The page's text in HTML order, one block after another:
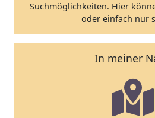
Suchmöglichkeiten. Hier
oder einfach nur
In meiner